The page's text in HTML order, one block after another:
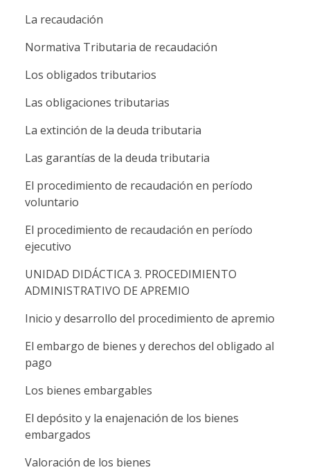
La recaudación
Normativa Tributaria de recaudación
Los obligados tributarios
Las obligaciones tributarias
La extinción de la deuda tributaria
Las garantías de la deuda tributaria
El procedimiento de recaudación en período
voluntario
El procedimiento de recaudación en período
ejecutivo
UNIDAD DIDÁCTICA 3. PROCEDIMIENTO
ADMINISTRATIVO DE APREMIO
Inicio y desarrollo del procedimiento de apremio
El embargo de bienes y derechos del obligado al
pago
Los bienes embargables
El depósito y la enajenación de los bienes
embargados
Valoración de los bienes